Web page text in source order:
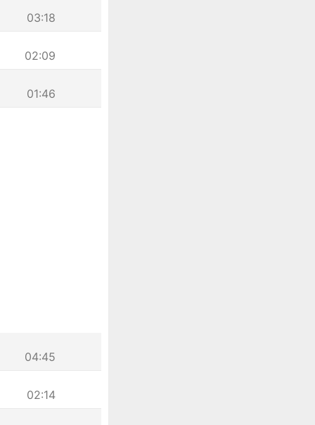
03:18
02:09
01:46
04:45
02:14